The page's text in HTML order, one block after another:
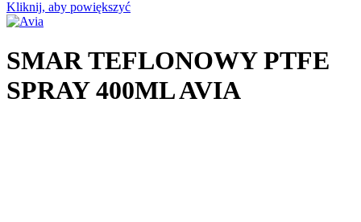
Kliknij, aby powiększyć
SMAR TEFLONOWY PTFE
SPRAY 400ML AVIA